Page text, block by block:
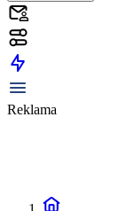
Reklama